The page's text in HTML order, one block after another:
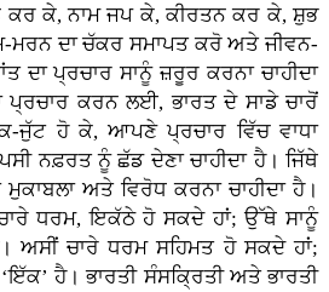
ਕੇ, ਨਾਮ ਜਪ ਕੇ, ਕੀਰਤਨ ਕਰ ਕੇ, ਸ਼ੁਭ
ਦਾ ਚੱਕਰ ਸਮਾਪਤ ਕਰੋ ਅਤੇ ਜੀਵਨ-
ਦਾ ਪ੍ਰਚਾਰ ਸਾਨੂੰ ਜ਼ਰੂਰ ਕਰਨਾ ਚਾਹੀਦਾ
ਪ੍ਰਚਾਰ ਕਰਨ ਲਈ, ਭਾਰਤ ਦੇ ਸਾਡੇ ਚਾਰੋਂ
ਜੁੱਟ ਹੋ ਕੇ, ਆਪਣੇ ਪ੍ਰਚਾਰ ਵਿੱਚ ਵਾਧਾ
ਨਫ਼ਰਤ ਨੂੰ ਛੱਡ ਦੇਣਾ ਚਾਹੀਦਾ ਹੈ। ਜਿੱਥੇ
ਅਤੇ ਵਿਰੋਧ ਕਰਨਾ ਚਾਹੀਦਾ ਹੈ।
ਧਰਮ, ਇਕੱਠੇ ਹੋ ਸਕਦੇ ਹਾਂ; ਉੱਥੇ ਸਾਨੂੰ
ਅਸੀਂ ਚਾਰੇ ਧਰਮ ਸਹਿਮਤ ਹੋ ਸਕਦੇ ਹਾਂ;
ਹੈ। ਭਾਰਤੀ ਸੰਸਕ੍ਰਿਤੀ ਅਤੇ ਭਾਰਤੀ